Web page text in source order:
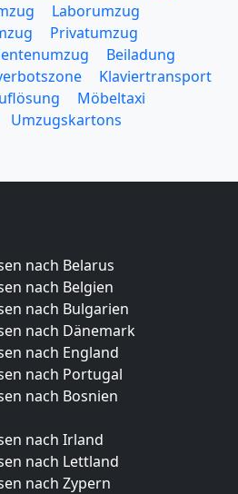
Laborumzug
Privatumzug
Beiladung
Klaviertransport
Möbeltaxi
Umzugskartons
nach Belarus
nach Belgien
nach Bulgarien
nach Dänemark
nach England
nach Portugal
nach Bosnien
nach Irland
nach Lettland
nach Zypern